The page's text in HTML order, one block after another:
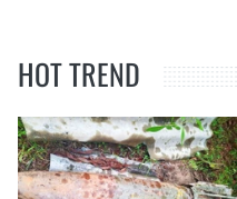
HOT TREND